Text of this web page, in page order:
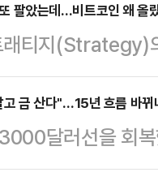
있다는 점에서 최
자산 시황 플랫
달러에 거래
후 차익실현 매물
까지 밀리며 21
…
팔았는데…비트코인 왜 올
래티지(Strategy)
파했다.과거에는
이번에는 장기 보
면서 매도 물량
자산 시황 플랫
금 산다"…15년 흐름 바뀌
달러선을 회
에서는 장기간 금